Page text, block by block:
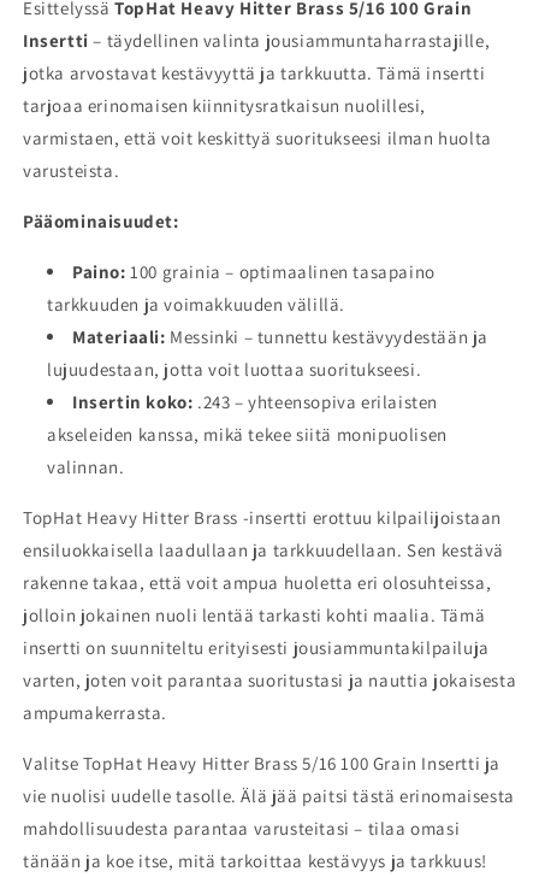
EsittelyssäTopHat Heavy Hitter Brass 5/16 100 Grain
Insertti – täydellinen valinta jousiammuntaharrastajille,
jotka arvostavat kestävyyttä ja tarkkuutta. Tämä insertti
tarjoaa erinomaisen kiinnitysratkaisun nuolillesi,
varmistaen, että voit keskittyä suoritukseesi ilman huolta
varusteista.
Pääominaisuudet:
Paino: 100 grainia – optimaalinen tasapaino
tarkkuuden ja voimakkuuden välillä.
Materiaali: Messinki – tunnettu kestävyydestään ja
lujuudestaan, jotta voit luottaa suoritukseesi.
Insertin koko: .243 – yhteensopiva erilaisten
akseleiden kanssa, mikä tekee siitä monipuolisen
valinnan.
TopHat Heavy Hitter Brass -insertti erottuu kilpailijoistaan
ensiluokkaisella laadullaan ja tarkkuudellaan. Sen kestävä
rakenne takaa, että voit ampua huoletta eri olosuhteissa,
jolloin jokainen nuoli lentää tarkasti kohti maalia. Tämä
insertti on suunniteltu erityisesti jousiammuntakilpailuja
varten, joten voit parantaa suoritustasi ja nauttia jokaisesta
ampumakerrasta.
Valitse TopHat Heavy Hitter Brass 5/16 100 Grain Insertti ja
vie nuolisi uudelle tasolle. Älä jää paitsi tästä erinomaisesta
mahdollisuudesta parantaa varusteitasi – tilaa omasi
tänään ja koe itse, mitä tarkoittaa kestävyys ja tarkkuus!